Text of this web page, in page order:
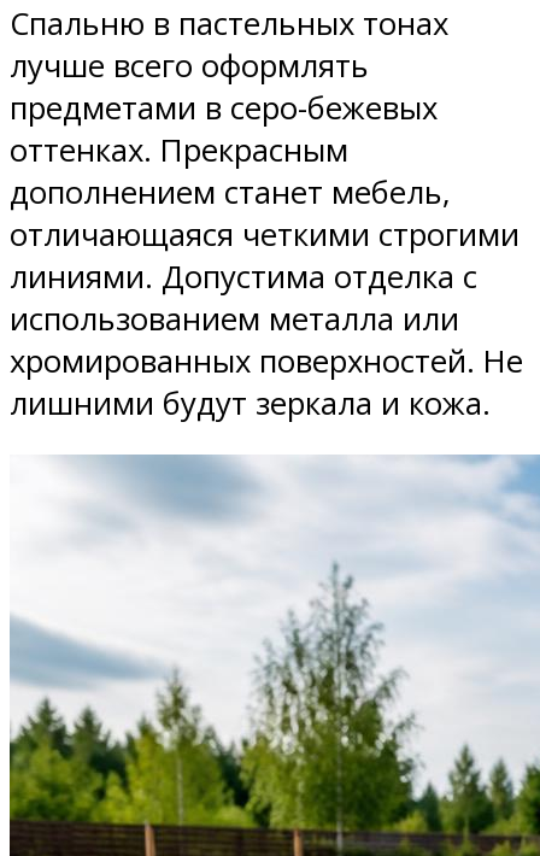
Спальню в пастельных тонах
лучше всего оформлять
предметами в серо-бежевых
оттенках. Прекрасным
дополнением станет мебель,
отличающаяся четкими строгими
линиями. Допустима отделка с
использованием металла или
хромированных поверхностей. Не
лишними будут зеркала и кожа.